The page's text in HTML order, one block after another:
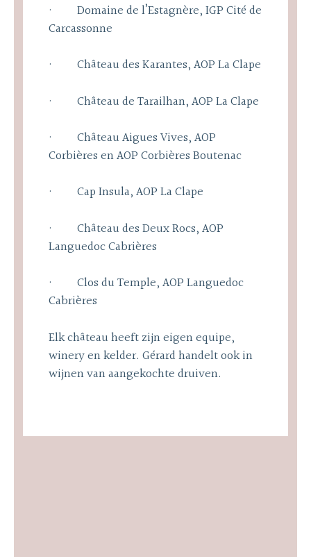
· Domaine de l’Estagnère, IGP Cité de
Carcassonne
· Château des Karantes, AOP La Clape
· Château de Tarailhan, AOP La Clape
· Château Aigues Vives, AOP
Corbières en AOP Corbières Boutenac
· Cap Insula, AOP La Clape
· Château des Deux Rocs, AOP
Languedoc Cabrières
· Clos du Temple, AOP Languedoc
Cabrières
Elk château heeft zijn eigen equipe,
winery en kelder. Gérard handelt ook in
wijnen van aangekochte druiven.